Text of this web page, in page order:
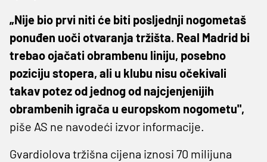
„Nije bio prvi niti će biti posljednji nogometaš
ponuđen uoči otvaranja tržišta. Real Madrid bi
trebao ojačati obrambenu liniju, posebno
poziciju stopera, ali u klubu nisu očekivali
takav potez od jednog od najcjenjenijih
obrambenih igrača u europskom nogometu",
piše AS ne navodeći izvor informacije.
Gvardiolova tržišna cijena iznosi 70 milijuna